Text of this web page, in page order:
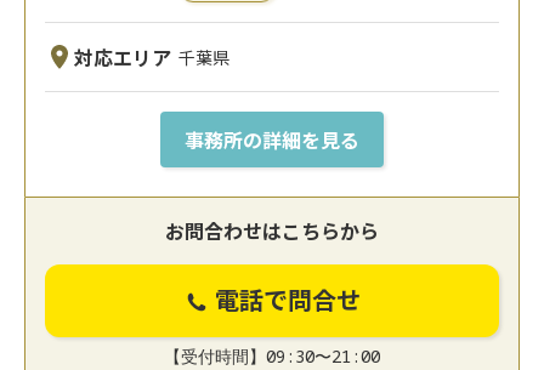
対応エリア 千葉県
事務所の詳細を見る
お問合わせはこちらから
電話で問合せ
【受付時間】09:30〜21:00